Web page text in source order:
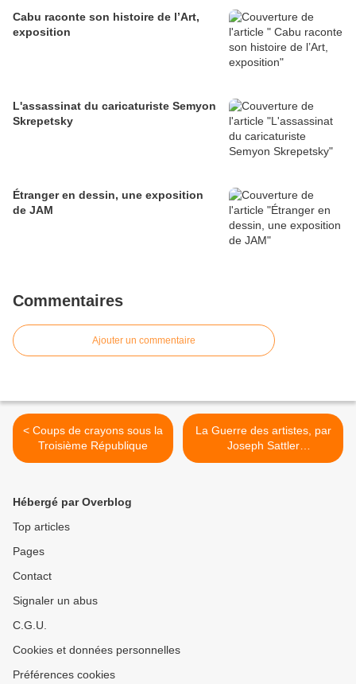
Cabu raconte son histoire de l’Art,
exposition
L'assassinat du caricaturiste Semyon
Skrepetsky
Étranger en dessin, une exposition
de JAM
Commentaires
Ajouter un commentaire
< Coups de crayons sous la
Troisième République
La Guerre des artistes, par
Joseph Sattler
(présentation, Franck
Hébergé par Overblog
Top articles
Pages
Contact
Signaler un abus
C.G.U.
Cookies et données personnelles
Préférences cookies